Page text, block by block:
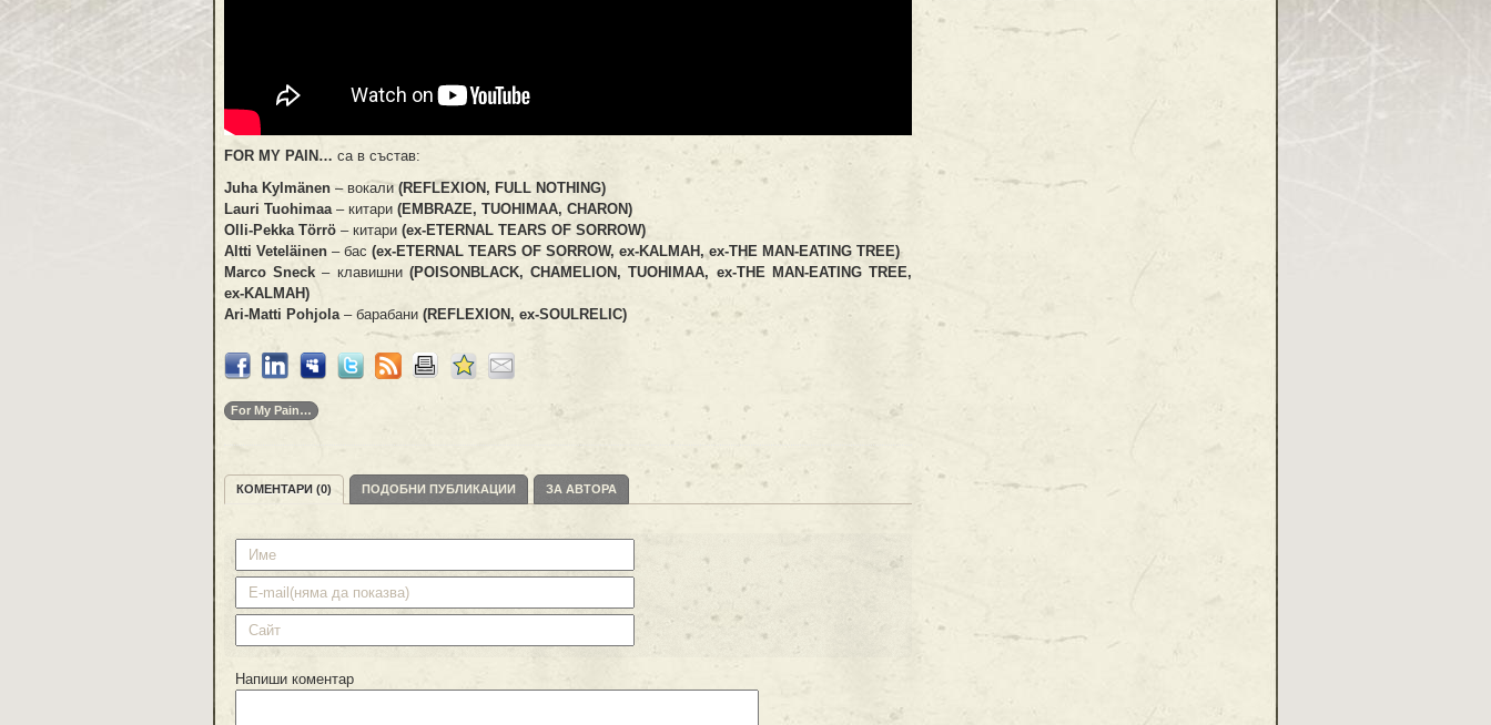
FOR MY PAIN… са в състав:
Juha Kylmänen – вокали (REFLEXION, FULL NOTHING)
Lauri Tuohimaa– китари (EMBRAZE, TUOHIMAA, CHARON)
Olli-Pekka Törrö – китари (ex-ETERNAL TEARS OF SORROW)
Altti Veteläinen – бас (ex-ETERNAL TEARS OF SORROW, ex-KALMAH, ex-THE MAN-EATING TREE)
Marco Sneck – клавишни (POISONBLACK, CHAMELION, TUOHIMAA, ex-THE MAN-EATING TREE,
ex-KALMAH)
Ari-Matti Pohjola– барабани (REFLEXION, ex-SOULRELIC)
For My Pain…
КОМЕНТАРИ (0) ПОДОБНИ ПУБЛИКАЦИИ ЗА АВТОРА
Напиши коментар